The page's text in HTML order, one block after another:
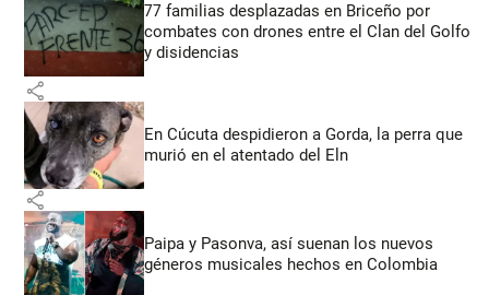
77 familias desplazadas en Briceño por
combates con drones entre el Clan del Golfo
y disidencias
share
En Cúcuta despidieron a Gorda, la perra que
murió en el atentado del Eln
share
Paipa y Pasonva, así suenan los nuevos
géneros musicales hechos en Colombia